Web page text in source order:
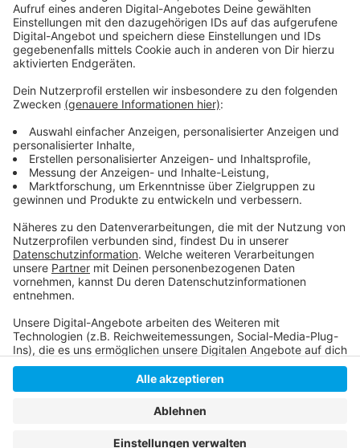
Weitere Infos und Links zum Thema
Anzeige
Impf- und Testmöglichkeiten in Düsseldorf
So war die Diskussion um die Maskenpflicht in Schulen
im November
Anzeige
Anzeige